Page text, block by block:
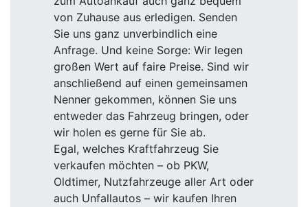
von Zuhause aus erledigen. Senden
Sie uns ganz unverbindlich eine
Anfrage. Und keine Sorge: Wir legen
großen Wert auf faire Preise. Sind wir
anschließend auf einen gemeinsamen
Nenner gekommen, können Sie uns
entweder das Fahrzeug bringen, oder
wir holen es gerne für Sie ab.
Egal, welches Kraftfahrzeug Sie
verkaufen möchten – ob PKW,
Oldtimer, Nutzfahrzeuge aller Art oder
auch Unfallautos – wir kaufen Ihren